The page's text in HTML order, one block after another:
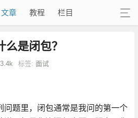
文章 教程 栏目
是闭包？
3.4k 标签: 面试
问题里，闭包通常是我问的第一个